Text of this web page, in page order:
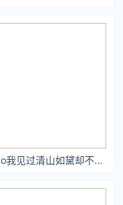
sango我见过清山如黛却不及你眉眼。